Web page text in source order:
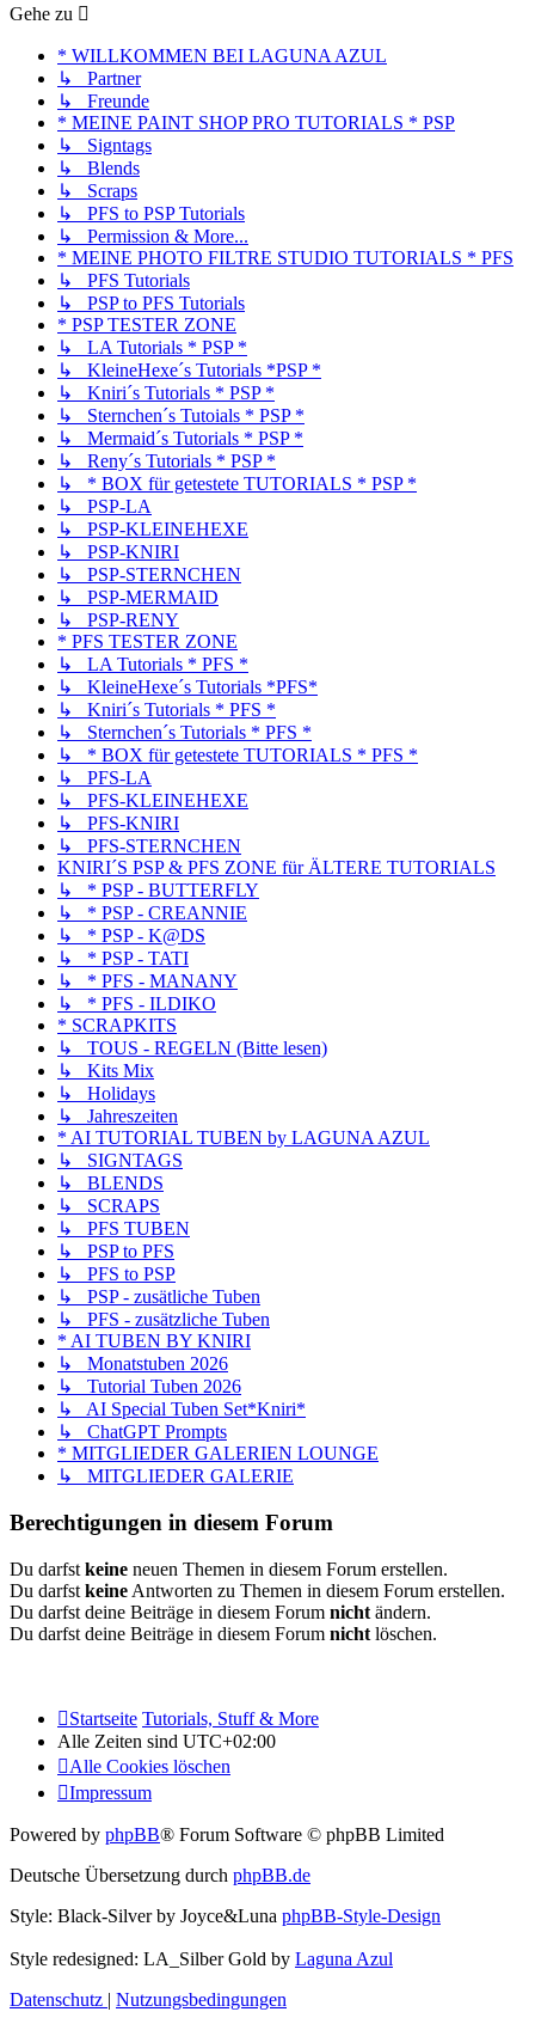
Gehe zu
* WILLKOMMEN BEI LAGUNA AZUL
↳ Partner
↳ Freunde
* MEINE PAINT SHOP PRO TUTORIALS * PSP
↳ Signtags
↳ Blends
↳ Scraps
↳ PFS to PSP Tutorials
↳ Permission & More...
* MEINE PHOTO FILTRE STUDIO TUTORIALS * PFS
↳ PFS Tutorials
↳ PSP to PFS Tutorials
* PSP TESTER ZONE
↳ LA Tutorials * PSP *
↳ KleineHexe´s Tutorials *PSP *
↳ Kniri´s Tutorials * PSP *
↳ Sternchen´s Tutoials * PSP *
↳ Mermaid´s Tutorials * PSP *
↳ Reny´s Tutorials * PSP *
↳ * BOX für getestete TUTORIALS * PSP *
↳ PSP-LA
↳ PSP-KLEINEHEXE
↳ PSP-KNIRI
↳ PSP-STERNCHEN
↳ PSP-MERMAID
↳ PSP-RENY
* PFS TESTER ZONE
↳ LA Tutorials * PFS *
↳ KleineHexe´s Tutorials *PFS*
↳ Kniri´s Tutorials * PFS *
↳ Sternchen´s Tutorials * PFS *
↳ * BOX für getestete TUTORIALS * PFS *
↳ PFS-LA
↳ PFS-KLEINEHEXE
↳ PFS-KNIRI
↳ PFS-STERNCHEN
KNIRI´S PSP & PFS ZONE für ÄLTERE TUTORIALS
↳ * PSP - BUTTERFLY
↳ * PSP - CREANNIE
↳ * PSP - K@DS
↳ * PSP - TATI
↳ * PFS - MANANY
↳ * PFS - ILDIKO
* SCRAPKITS
↳ TOUS - REGELN (Bitte lesen)
↳ Kits Mix
↳ Holidays
↳ Jahreszeiten
* AI TUTORIAL TUBEN by LAGUNA AZUL
↳ SIGNTAGS
↳ BLENDS
↳ SCRAPS
↳ PFS TUBEN
↳ PSP to PFS
↳ PFS to PSP
↳ PSP - zusätliche Tuben
↳ PFS - zusätzliche Tuben
* AI TUBEN BY KNIRI
↳ Monatstuben 2026
↳ Tutorial Tuben 2026
↳ AI Special Tuben Set*Kniri*
↳ ChatGPT Prompts
* MITGLIEDER GALERIEN LOUNGE
↳ MITGLIEDER GALERIE
Berechtigungen in diesem Forum
Du darfst keine neuen Themen in diesem Forum erstellen.
Du darfst keine Antworten zu Themen in diesem Forum erstellen.
Du darfst deine Beiträge in diesem Forum nicht ändern.
Du darfst deine Beiträge in diesem Forum nicht löschen.
Startseite Tutorials, Stuff & More
Alle Zeiten sind UTC+02:00
Alle Cookies löschen
Impressum
Powered by phpBB® Forum Software © phpBB Limited
Deutsche Übersetzung durch phpBB.de
Style: Black-Silver by Joyce&Luna phpBB-Style-Design
Style redesigned: LA_Silber Gold by Laguna Azul
Datenschutz | Nutzungsbedingungen